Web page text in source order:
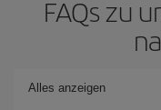
FAQs zu
Alles anzeigen